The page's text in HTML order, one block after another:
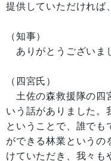
提供していただければ
（知事）
ありがとうございま
（四宮氏）
土佐の森救援隊の四
いう話がありました。
ということで、誰でも
ができる林業というの
けていただき、我々も